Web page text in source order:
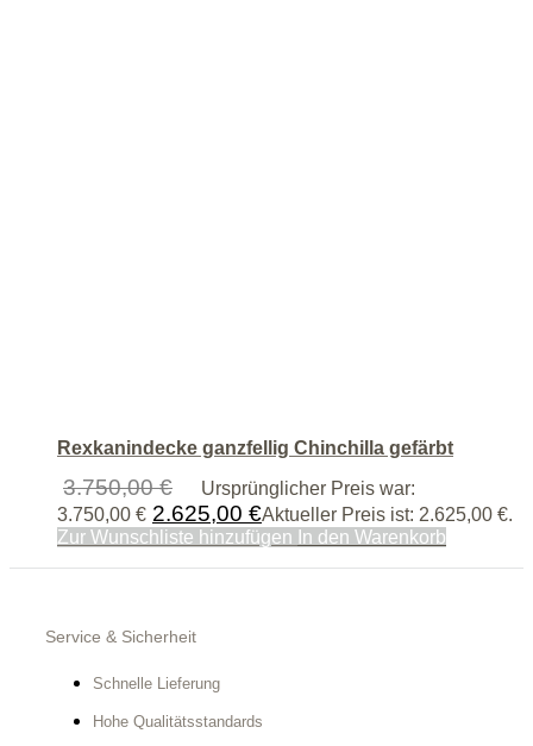
Rexkanindecke ganzfellig Chinchilla gefärbt
3.750,00€
Ursprünglicher Preis war:
3.750,00 € 2.625,00 €Aktueller Preis ist: 2.625,00 €.
Zur Wunschliste hinzufügen In den Warenkorb
Service & Sicherheit
Schnelle Lieferung
Hohe Qualitätsstandards